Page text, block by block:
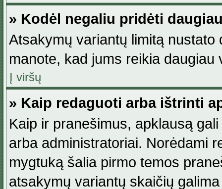
» Kodėl negaliu pridėti
Atsakymų variantų limitą
manote, kad jums reikia daugiau
Į viršų
» Kaip redaguoti arba ištrinti
Kaip ir pranešimus, apklausą
arba administratoriai. Norėdami
mygtuką šalia pirmo temos
atsakymų variantų skaičių